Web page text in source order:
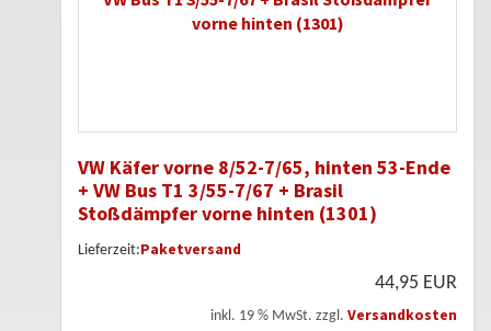
VW Käfer vorne 8/52-7/65, hinten 53-Ende
+ VW Bus T1 3/55-7/67 + Brasil
Stoßdämpfer vorne hinten (1301)
Lieferzeit:Paketversand
44,95 EUR
inkl. 19 % MwSt. zzgl. Versandkosten